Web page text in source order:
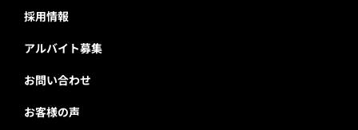
採用情報
アルバイト募集
お問い合わせ
お客様の声